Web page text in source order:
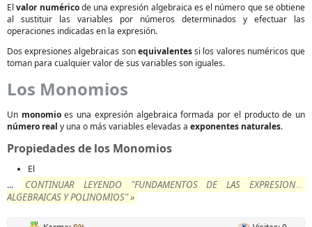
Elvalor numéricode una expresión algebraica es el número que se obtiene
al sustituir las variables por números determinados y efectuar las
operaciones indicadas en la expresión.
Dos expresiones algebraicas sonequivalentessi los valores numéricos que
toman para cualquier valor de sus variables son iguales.
Los Monomios
Un monomioes una expresión algebraica formada por el producto de un
número real y una o más variables elevadas a exponentes naturales.
Propiedades de los Monomios
El
...
CONTINUAR LEYENDO "FUNDAMENTOS DE LAS EXPRESIONES
ALGEBRAICAS Y POLINOMIOS" »